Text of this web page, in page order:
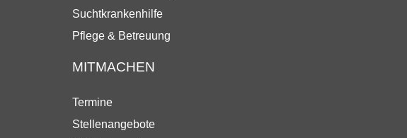
Suchtkrankenhilfe
Pflege & Betreuung
MITMACHEN
Termine
Stellenangebote